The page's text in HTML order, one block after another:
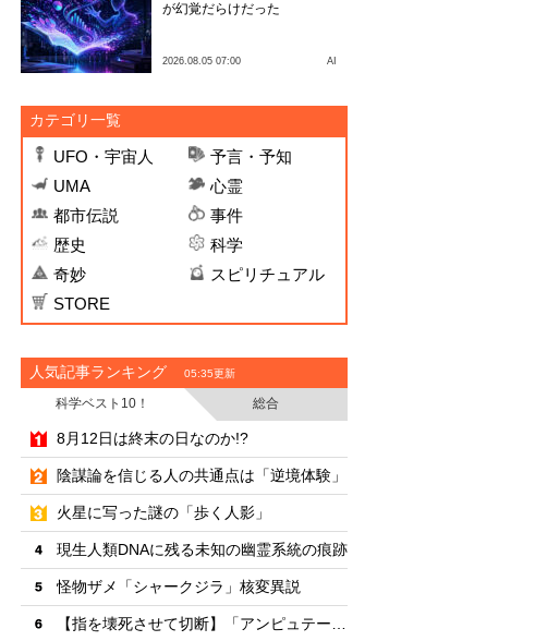
が幻覚だらけだった
2026.08.05 07:00 AI
カテゴリ一覧
UFO・宇宙人
予言・予知
UMA
心霊
都市伝説
事件
歴史
科学
奇妙
スピリチュアル
STORE
人気記事ランキング 05:35更新
科学ベスト10！
総合
・
8月12日は終末の日なのか!?
・
陰謀論を信じる人の共通点は「逆境体験」
・
火星に写った謎の「歩く人影」
・
現生人類DNAに残る未知の幽霊系統の痕跡
・
怪物ザメ「シャークジラ」核変異説
・